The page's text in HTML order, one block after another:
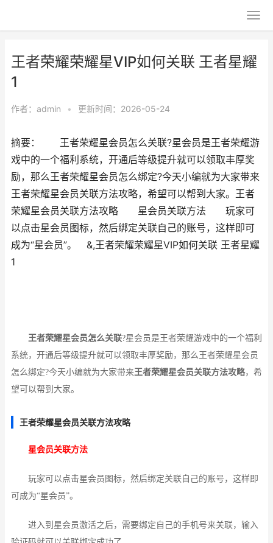
王者荣耀荣耀星VIP如何关联 王者星耀
1
作者： admin • 更新时间：2026-05-24
摘要： 王者荣耀星会员怎么关联?星会员是王者荣耀游
戏中的一个福利系统，开通后等级提升就可以领取丰厚奖
励，那么王者荣耀星会员怎么绑定?今天小编就为大家带来
王者荣耀星会员关联方法攻略，希望可以帮到大家。王者
荣耀星会员关联方法攻略 星会员关联方法 玩家可
以点击星会员图标，然后绑定关联自己的账号，这样即可
成为“星会员”。 &,王者荣耀荣耀星VIP如何关联 王者星耀
1
王者荣耀星会员怎么关联?星会员是王者荣耀游戏中的一个福利
系统，开通后等级提升就可以领取丰厚奖励，那么王者荣耀星会员
怎么绑定?今天小编就为大家带来王者荣耀星会员关联方法攻略，希
望可以帮到大家。
王者荣耀星会员关联方法攻略
星会员关联方法
玩家可以点击星会员图标，然后绑定关联自己的账号，这样即
可成为“星会员”。
进入到星会员激活之后，需要绑定自己的手机号来关联，输入